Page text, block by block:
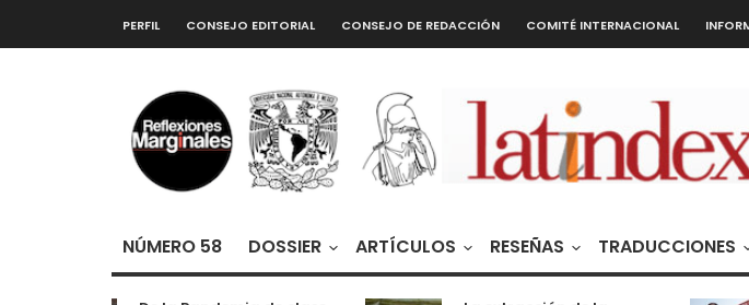
PERFIL CONSEJO EDITORIAL CONSEJO DE REDACCIÓN COMITÉ INTERNACIONAL
NÚMERO 58 DOSSIER ARTÍCULOS RESEÑAS TRADUCCIONES